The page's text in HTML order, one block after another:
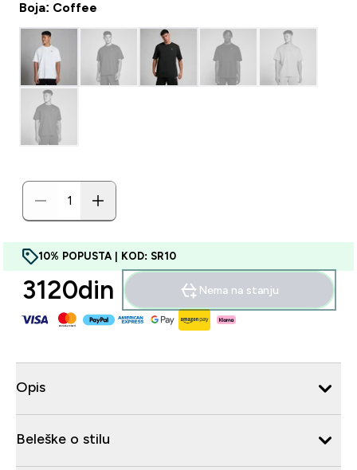
Boja: Coffee
10% POPUSTA | KOD: SR10
3120din‎ Nema na stanju
Opis
Beleške o stilu